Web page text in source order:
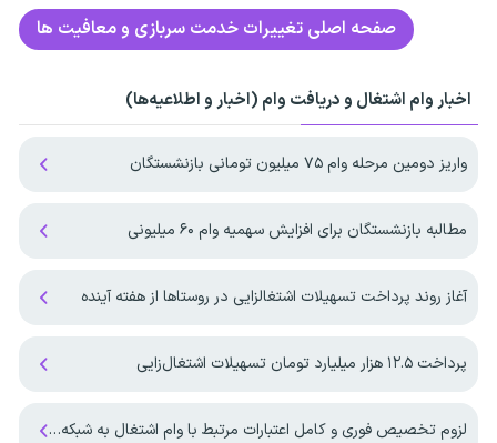
صفحه اصلی تغییرات خدمت سربازی و معافیت ها
اخبار وام اشتغال و دریافت وام (اخبار و اطلاعیه‌ها)
واریز دومین مرحله وام ۷۵ میلیون تومانی بازنشستگان
مطالبه بازنشستگان برای افزایش سهمیه‌ وام ۶۰ میلیونی
آغاز روند پرداخت تسهیلات اشتغالزایی در روستاها از هفته آینده
پرداخت ۱۲.۵ هزار میلیارد تومان تسهیلات اشتغال‌زایی
لزوم تخصیص فوری و کامل اعتبارات مرتبط با وام اشتغال به شبکه بانکی